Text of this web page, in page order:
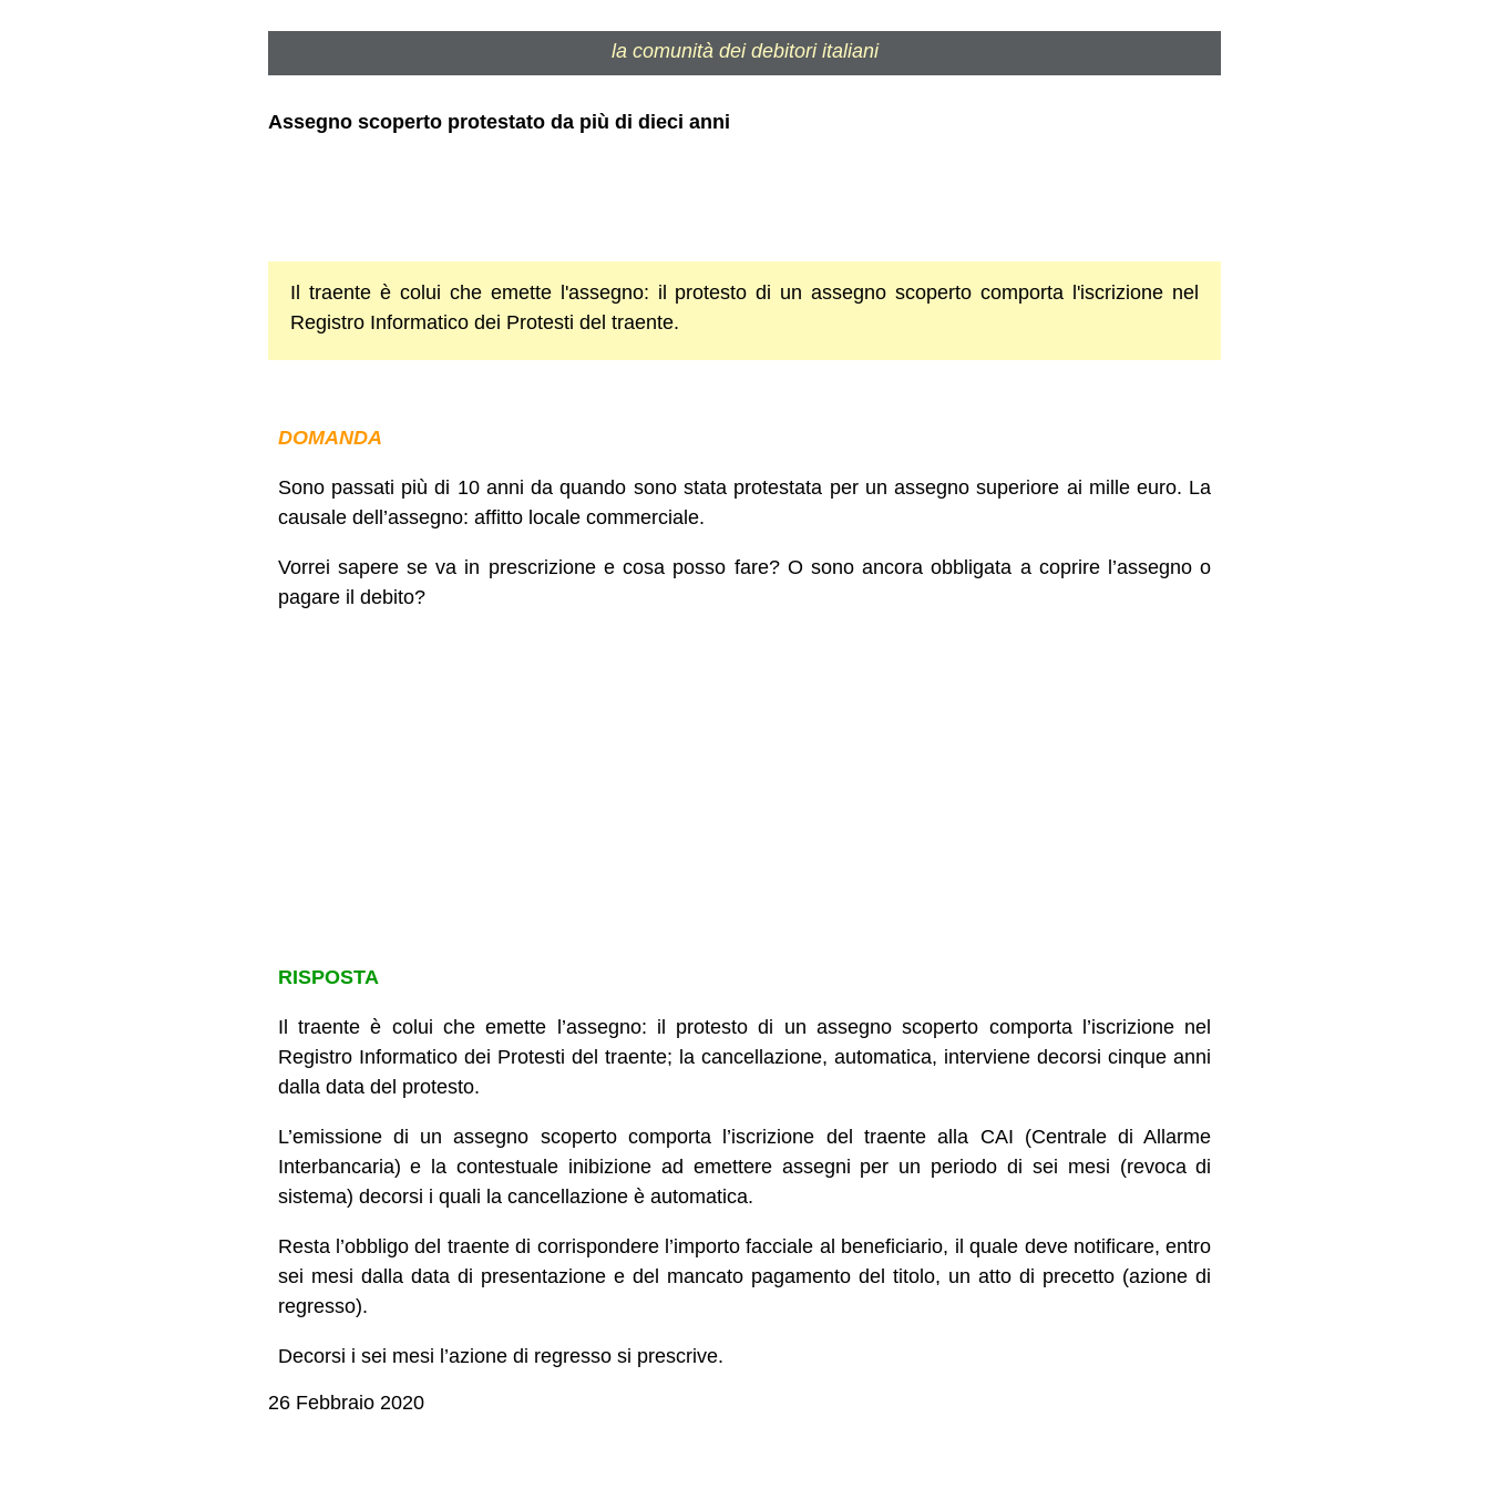
la comunità dei debitori italiani
Assegno scoperto protestato da più di dieci anni
Il traente è colui che emette l'assegno: il protesto di un assegno scoperto comporta l'iscrizione nel
Registro Informatico dei Protesti del traente.
DOMANDA
Sono passati più di 10 anni da quando sono stata protestata per un assegno superiore ai mille euro. La
causale dell’assegno: affitto locale commerciale.
Vorrei sapere se va in prescrizione e cosa posso fare? O sono ancora obbligata a coprire l’assegno o
pagare il debito?
RISPOSTA
Il traente è colui che emette l’assegno: il protesto di un assegno scoperto comporta l’iscrizione nel
Registro Informatico dei Protesti del traente; la cancellazione, automatica, interviene decorsi cinque anni
dalla data del protesto.
L’emissione di un assegno scoperto comporta l’iscrizione del traente alla CAI (Centrale di Allarme
Interbancaria) e la contestuale inibizione ad emettere assegni per un periodo di sei mesi (revoca di
sistema) decorsi i quali la cancellazione è automatica.
Resta l’obbligo del traente di corrispondere l’importo facciale al beneficiario, il quale deve notificare, entro
sei mesi dalla data di presentazione e del mancato pagamento del titolo, un atto di precetto (azione di
regresso).
Decorsi i sei mesi l’azione di regresso si prescrive.
26 Febbraio 2020